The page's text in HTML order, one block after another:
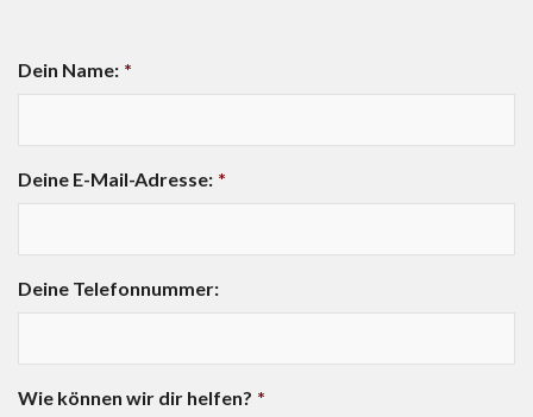
Dein Name: *
Deine E-Mail-Adresse: *
Deine Telefonnummer:
Wie können wir dir helfen? *